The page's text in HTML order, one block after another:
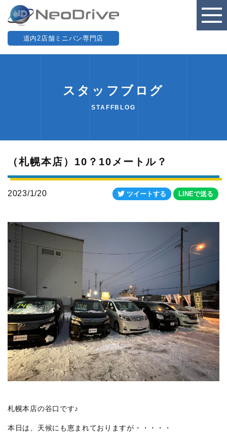
道内2店舗ミニバン専門店
スタッフブログ
STAFFBLOG
（札幌本店）10？10メートル？
2023/1/20 ツイートする LINEで送る
札幌本店の谷口です♪
本日は、天候にも恵まれておりますが・・・・・